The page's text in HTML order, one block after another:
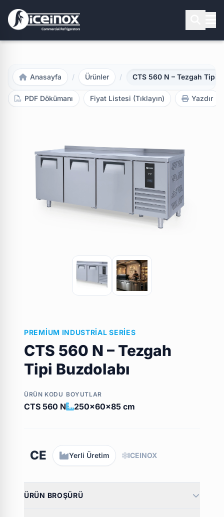
Aramak için Enter'a basınız
Anasayfa / Ürünler / CTS 560 N – Tezgah Tipi
PDF Dökümanı Fiyat Listesi (Tıklayın) Yazdır
PREMIUM INDUSTRIAL SERIES
CTS 560 N – Tezgah
Tipi Buzdolabı
ÜRÜN KODU
CTS 560 N
BOYUTLAR
250x60x85 cm
CE Yerli Üretim ICEINOX
ÜRÜN BROŞÜRÜ